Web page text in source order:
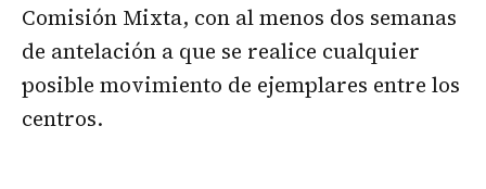
Comisión Mixta, con al menos dos semanas
de antelación a que se realice cualquier
posible movimiento de ejemplares entre los
centros.